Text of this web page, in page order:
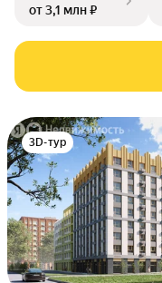
от 3,1 млн ₽
3D-тур